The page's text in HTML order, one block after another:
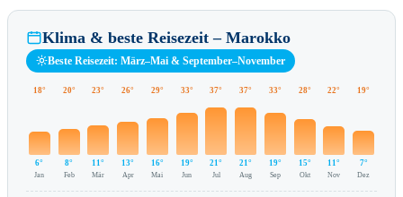
Klima & beste Reisezeit – Marokko
Beste Reisezeit: März–Mai & September–November
18°
6°
Jan
20°
8°
Feb
23°
11°
Mär
26°
13°
Apr
29°
16°
Mai
33°
19°
Jun
37°
21°
Jul
37°
21°
Aug
33°
19°
Sep
28°
15°
Okt
22°
11°
Nov
19°
7°
Dez